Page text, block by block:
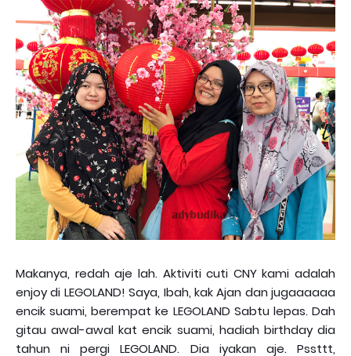
Makanya, redah aje lah. Aktiviti cuti CNY kami adalah
enjoy di LEGOLAND! Saya, Ibah, kak Ajan dan jugaaaaaa
encik suami, berempat ke LEGOLAND Sabtu lepas. Dah
gitau awal-awal kat encik suami, hadiah birthday dia
tahun ni pergi LEGOLAND. Dia iyakan aje. Pssttt,